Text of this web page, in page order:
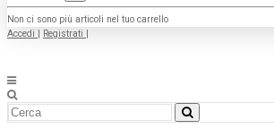
Non ci sono più articoli nel tuo carrello
Accedi
Registrati